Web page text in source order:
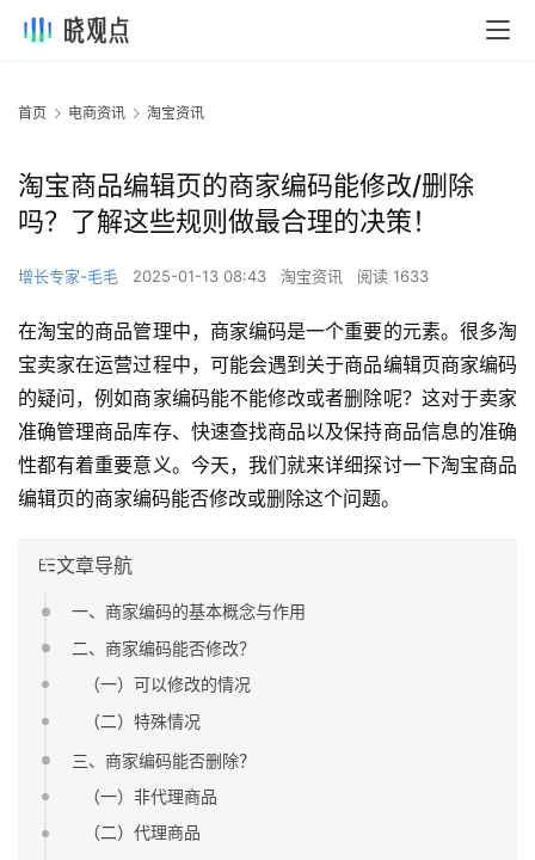
首页 电商资讯 淘宝资讯
淘宝商品编辑页的商家编码能修改/删除
吗？了解这些规则做最合理的决策！
增长专家-毛毛 2025-01-13 08:43 淘宝资讯 阅读 1633
在淘宝的商品管理中，商家编码是一个重要的元素。很多淘
宝卖家在运营过程中，可能会遇到关于商品编辑页商家编码
的疑问，例如商家编码能不能修改或者删除呢？这对于卖家
准确管理商品库存、快速查找商品以及保持商品信息的准确
性都有着重要意义。今天，我们就来详细探讨一下淘宝商品
编辑页的商家编码能否修改或删除这个问题。
文章导航
一、商家编码的基本概念与作用
二、商家编码能否修改？
（一）可以修改的情况
（二）特殊情况
三、商家编码能否删除？
（一）非代理商品
（二）代理商品